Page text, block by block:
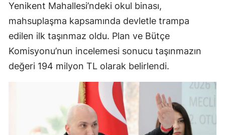
Yenikent Mahallesi’ndeki okul binası,
mahsuplaşma kapsamında devletle trampa
edilen ilk taşınmaz oldu. Plan ve Bütçe
Komisyonu’nun incelemesi sonucu taşınmazın
değeri 194 milyon TL olarak belirlendi.